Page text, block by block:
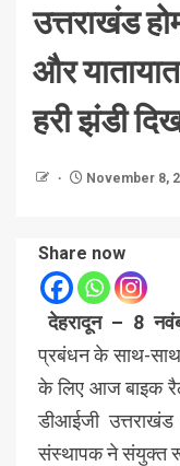
उत्तराखंड
और
हरी झंडी
November 8,
Share now
देहरादून – 8
प्रबंधन के साथ-
के लिए आज बाइक
डीआईजी उत्तराखंड
संस्थापक ने संयुक्त